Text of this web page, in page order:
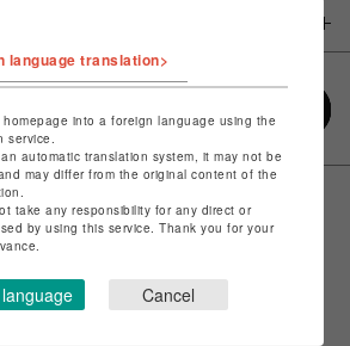
language translation>
into a foreign language using the
service.
automatic translation system, it may not be
may differ from the original content of the
take any responsibility for any direct or
by using this service. Thank you for your
Cancel